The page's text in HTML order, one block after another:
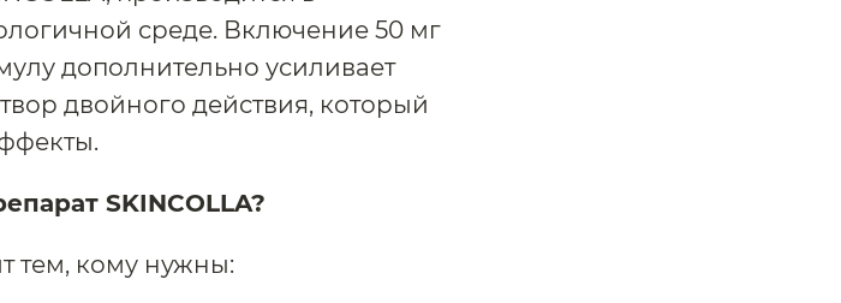
среде. Включение 50 мг
дополнительно усиливает
двойного действия, который
SKINCOLLA?
тем, кому нужны: